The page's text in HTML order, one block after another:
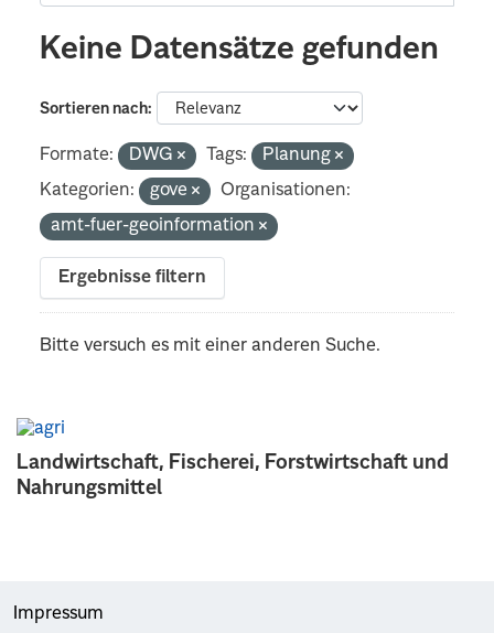
Landwirtschaft, Fischerei, Forstwirtschaft und
Nahrungsmittel
Keine Datensätze gefunden
Sortieren nach
Formate: DWG Tags:
Planung
Kategorien:
gove
Organisationen:
amt-fuer-geoinformation
Ergebnisse filtern
Bitte versuch es mit einer anderen Suche.
Impressum